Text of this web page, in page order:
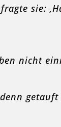
sie:
nicht
getauft